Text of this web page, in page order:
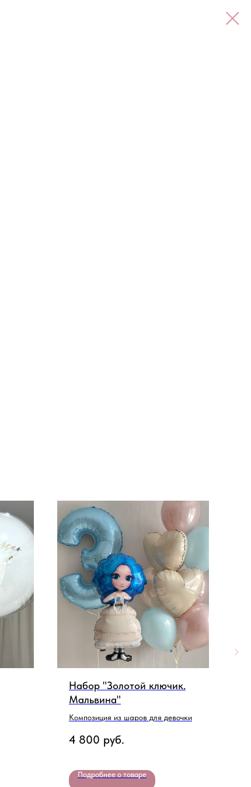
Набор "Золотой ключик.
Мальвина"
Композиция из шаров для девочки
4 800 руб.
Подробнее о товаре